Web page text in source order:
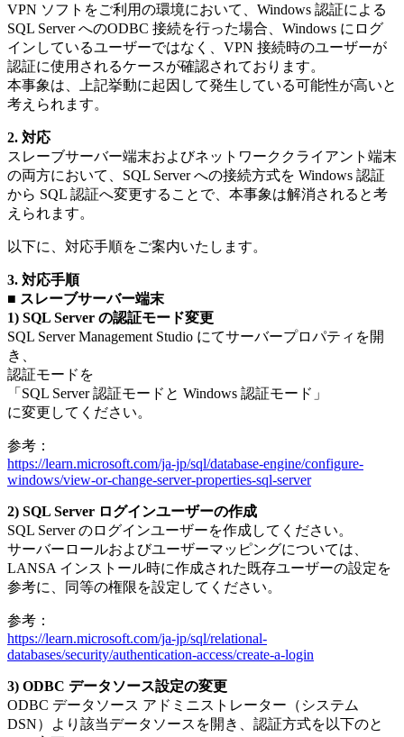
VPN ソフトをご利用の環境において、Windows 認証による
SQL Server へのODBC 接続を行った場合、Windows にログ
インしているユーザーではなく、VPN 接続時のユーザーが
認証に使用されるケースが確認されております。
本事象は、上記挙動に起因して発生している可能性が高いと
考えられます。
2. 対応
スレーブサーバー端末およびネットワーククライアント端末
の両方において、SQL Server への接続方式を Windows 認証
から SQL 認証へ変更することで、本事象は解消されると考
えられます。
以下に、対応手順をご案内いたします。
3. 対応手順
■ スレーブサーバー端末
1) SQL Server の認証モード変更
SQL Server Management Studio にてサーバープロパティを開
き、
認証モードを
「SQL Server 認証モードと Windows 認証モード」
に変更してください。
参考：
https://learn.microsoft.com/ja-jp/sql/database-engine/configure-
windows/view-or-change-server-properties-sql-server
2) SQL Server ログインユーザーの作成
SQL Server のログインユーザーを作成してください。
サーバーロールおよびユーザーマッピングについては、
LANSA インストール時に作成された既存ユーザーの設定を
参考に、同等の権限を設定してください。
参考：
https://learn.microsoft.com/ja-jp/sql/relational-
databases/security/authentication-access/create-a-login
3) ODBC データソース設定の変更
ODBC データソース アドミニストレーター（システム
DSN）より該当データソースを開き、認証方式を以下のと